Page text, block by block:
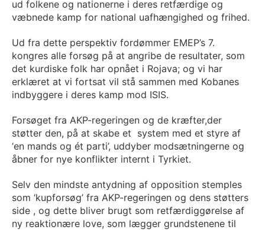
ud folkene og nationerne i deres retfærdige og
væbnede kamp for national uafhængighed og frihed.
Ud fra dette perspektiv fordømmer EMEP’s 7.
kongres alle forsøg på at angribe de resultater, som
det kurdiske folk har opnået i Rojava; og vi har
erklæret at vi fortsat vil stå sammen med Kobanes
indbyggere i deres kamp mod ISIS.
Forsøget fra AKP-regeringen og de kræfter,der
støtter den, på at skabe et system med et styre af
‘en mands og ét parti’, uddyber modsætningerne og
åbner for nye konflikter internt i Tyrkiet.
Selv den mindste antydning af opposition stemples
som ‘kupforsøg’ fra AKP-regeringen og dens støtters
side , og dette bliver brugt som retfærdiggørelse af
ny reaktionære love, som lægger grundstenene til